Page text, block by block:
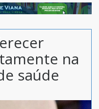
na
saúde